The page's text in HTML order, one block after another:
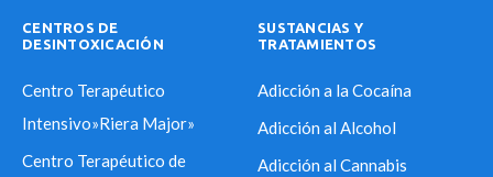
CENTROS DE
DESINTOXICACIÓN
Centro Terapéutico
Intensivo»Riera Major»
Centro Terapéutico de
SUSTANCIAS Y
TRATAMIENTOS
Adicción a la Cocaí­na
Adicción al Alcohol
Adicción al Cannabis